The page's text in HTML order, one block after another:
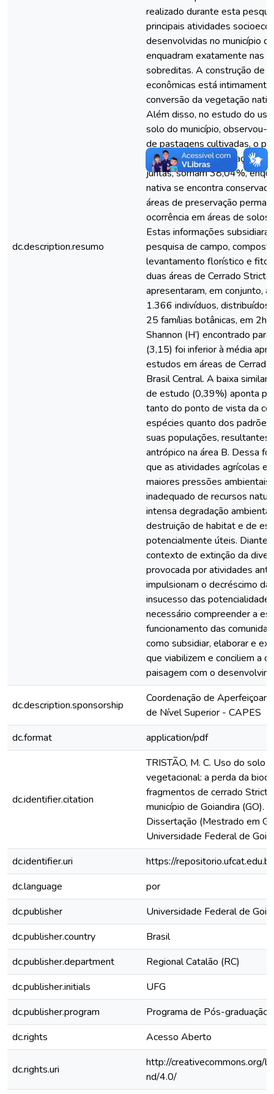
dc.description.resumo
realizado durante esta
principais atividades
desenvolvidas no município
enquadram exatamente nas
sobreditas. A construção de
econômicas está
conversão da vegetação
Além disso, no estudo do
solo do município, observou-
de pastagens cultivadas, o
as áreas com implantação
juntas, somam 38,04%,
nativa se encontra
áreas de preservação
ocorrência em áreas de solos
Estas informações
pesquisa de campo,
levantamento florístico e
duas áreas de Cerrado Stricto
apresentaram, em conjunto,
1.366 indivíduos,
25 famílias botânicas, em
Shannon (H’) encontrado
(3,15) foi inferior à média
estudos em áreas de
Brasil Central. A baixa
de estudo (0,39%) aponta
tanto do ponto de vista da
espécies quanto dos padrões
suas populações, resultantes
antrópico na área B. Dessa
que as atividades agrícolas
maiores pressões
inadequado de recursos
intensa degradação
destruição de habitat e de
potencialmente úteis. Diante
contexto de extinção da
provocada por atividades
impulsionam o decréscimo
insucesso das
necessário compreender a
funcionamento das
como subsidiar, elaborar e
que viabilizem e conciliem a
paisagem com o
dc.description.sponsorship
Coordenação de
de Nível Superior - CAPES
dc.format
application/pdf
dc.identifier.citation
TRISTÃO, M. C. Uso do solo
vegetacional: a perda da
fragmentos de cerrado
município de Goiandira (GO).
Dissertação (Mestrado em
Universidade Federal de
dc.identifier.uri
https://
dc.language
por
dc.publisher
Universidade Federal de
dc.publisher.country
Brasil
dc.publisher.department
Regional Catalão (RC)
dc.publisher.initials
UFG
dc.publisher.program
Programa de Pós-graduação
dc.rights
Acesso Aberto
dc.rights.uri
http://creativecommons.org/
nd/4.0/